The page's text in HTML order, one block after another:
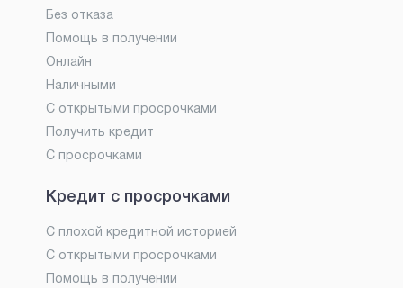
Без отказа
Помощь в получении
Онлайн
Наличными
С открытыми просрочками
Получить кредит
С просрочками
Кредит с просрочками
С плохой кредитной историей
С открытыми просрочками
Помощь в получении